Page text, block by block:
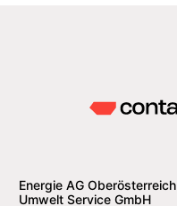
Energie AG Oberösterreich
Umwelt Service GmbH